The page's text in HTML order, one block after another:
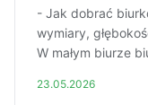
- Jak dobrać
wymiary,
W małym biurze
23.05.2026